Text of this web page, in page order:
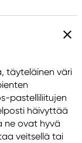
täyteläinen väri
pastelliliitujen
häivyttää
ne ovat hyvä
veitsellä tai